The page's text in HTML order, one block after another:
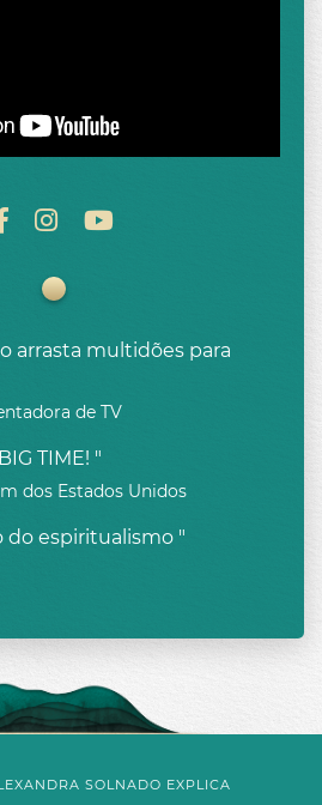
arrasta multidões para
de TV
TIME! "
dos Estados Unidos
do espiritualismo "
SOLNADO EXPLICA